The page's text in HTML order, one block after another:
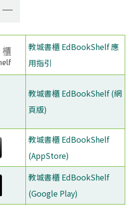
教城書櫃 EdBookShelf 應
用指引
教城書櫃 EdBookShelf (網
頁版)
教城書櫃 EdBookShelf
(AppStore)
教城書櫃 EdBookShelf
(Google Play)